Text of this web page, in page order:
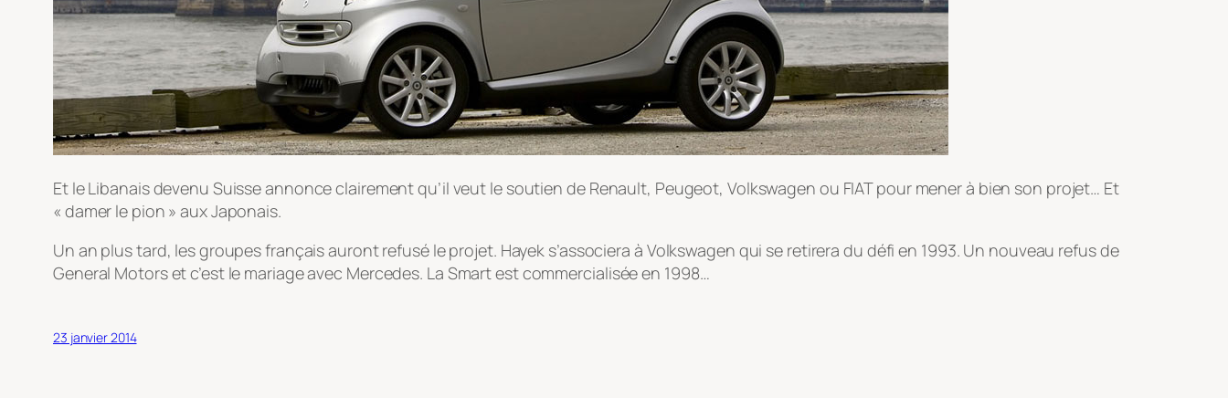
Et le Libanais devenu Suisse annonce clairement qu’il veut le soutien de Renault, Peugeot, Volkswagen ou FIAT pour mener à bien son projet… Et
« damer le pion » aux Japonais.
Un an plus tard, les groupes français auront refusé le projet. Hayek s’associera à Volkswagen qui se retirera du défi en 1993. Un nouveau refus de
General Motors et c’est le mariage avec Mercedes. La Smart est commercialisée en 1998…
23 janvier 2014